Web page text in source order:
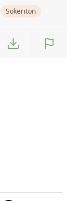
Sokeriton